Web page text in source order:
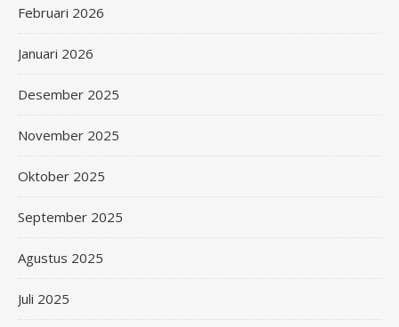
Februari 2026
Januari 2026
Desember 2025
November 2025
Oktober 2025
September 2025
Agustus 2025
Juli 2025